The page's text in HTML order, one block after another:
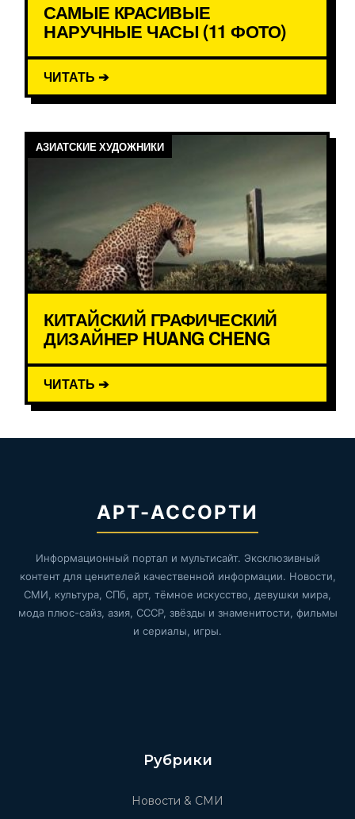
САМЫЕ КРАСИВЫЕ
НАРУЧНЫЕ ЧАСЫ (11 ФОТО)
ЧИТАТЬ ➔
АЗИАТСКИЕ ХУДОЖНИКИ
КИТАЙСКИЙ ГРАФИЧЕСКИЙ
ДИЗАЙНЕР HUANG CHENG
ЧИТАТЬ ➔
АРТ-АССОРТИ
Информационный портал и мультисайт. Эксклюзивный
контент для ценителей качественной информации. Новости,
СМИ, культура, СПб, арт, тёмное искусство, девушки мира,
мода плюс-сайз, азия, СССР, звёзды и знаменитости, фильмы
и сериалы, игры.
Рубрики
Новости & СМИ